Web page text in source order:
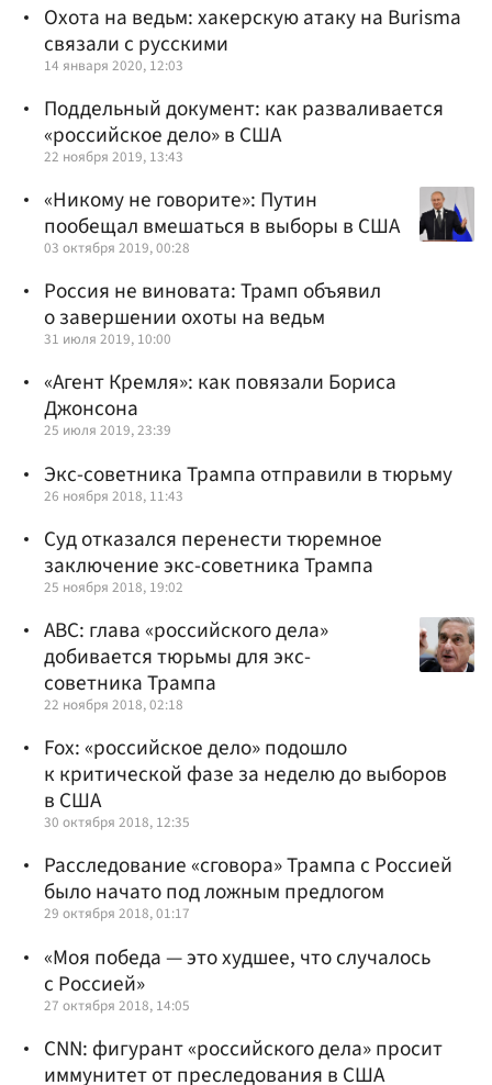
Охота на ведьм: хакерскую атаку на Burisma
связали с русскими
14 января 2020, 12:03
Поддельный документ: как разваливается
«российское дело» в США
22 ноября 2019, 13:43
«Никому не говорите»: Путин
пообещал вмешаться в выборы в США
03 октября 2019, 00:28
Россия не виновата: Трамп объявил
о завершении охоты на ведьм
31 июля 2019, 10:00
«Агент Кремля»: как повязали Бориса
Джонсона
25 июля 2019, 23:39
Экс-советника Трампа отправили в тюрьму
26 ноября 2018, 11:43
Суд отказался перенести тюремное
заключение экс-советника Трампа
25 ноября 2018, 19:02
ABC: глава «российского дела»
добивается тюрьмы для экс-
советника Трампа
22 ноября 2018, 02:18
Fox: «российское дело» подошло
к критической фазе за неделю до выборов
в США
30 октября 2018, 12:35
Расследование «сговора» Трампа с Россией
было начато под ложным предлогом
29 октября 2018, 01:17
«Моя победа — это худшее, что случалось
с Россией»
27 октября 2018, 14:05
CNN: фигурант «российского дела» просит
иммунитет от преследования в США